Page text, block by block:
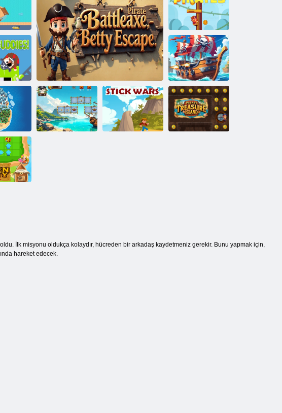
Korsanlar
Korsan Savaşı
Karayip Savaşı
adası
İlk misyonu oldukça kolaydır, hücreden bir arkadaş kaydetmeniz gerekir. Bunu yapmak için,
hareket edecek.